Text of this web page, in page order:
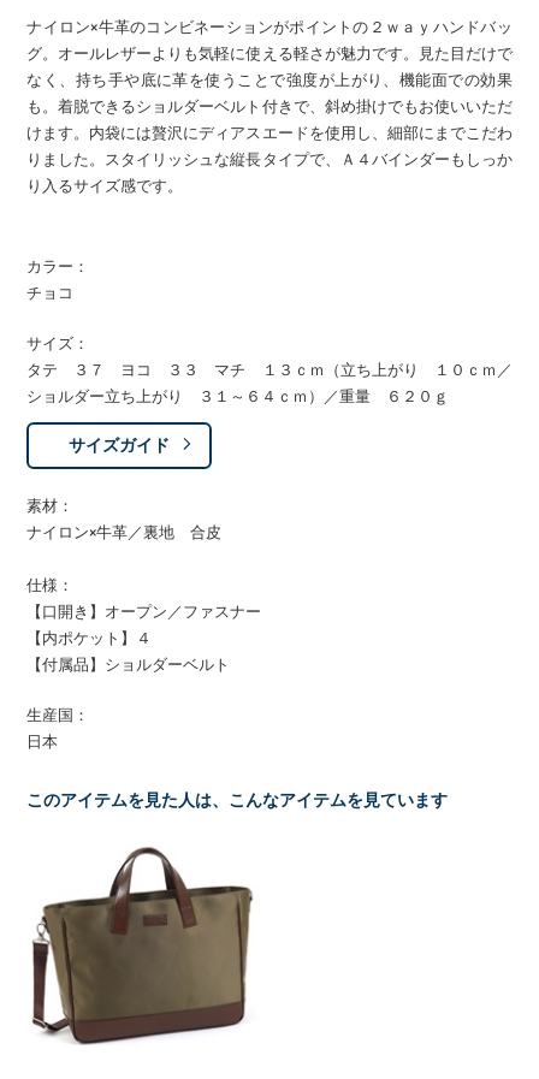
ナイロン×牛革のコンビネーションがポイントの２ｗａｙハンドバッ
グ。オールレザーよりも気軽に使える軽さが魅力です。見た目だけで
なく、持ち手や底に革を使うことで強度が上がり、機能面での効果
も。着脱できるショルダーベルト付きで、斜め掛けでもお使いいただ
けます。内袋には贅沢にディアスエードを使用し、細部にまでこだわ
りました。スタイリッシュな縦長タイプで、Ａ４バインダーもしっか
り入るサイズ感です。
カラー：
チョコ
サイズ：
タテ ３７ ヨコ ３３ マチ １３ｃｍ（立ち上がり １０ｃｍ／
ショルダー立ち上がり ３１～６４ｃｍ）／重量 ６２０ｇ
サイズガイド
素材：
ナイロン×牛革／裏地 合皮
仕様：
【口開き】オープン／ファスナー
【内ポケット】４
【付属品】ショルダーベルト
生産国：
日本
このアイテムを見た人は、こんなアイテムを見ています